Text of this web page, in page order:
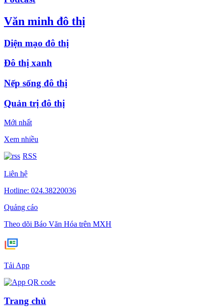
Văn minh đô thị
Diện mạo đô thị
Đô thị xanh
Nếp sống đô thị
Quản trị đô thị
Mới nhất
Xem nhiều
RSS
Liên hệ
Hotline: 024.38220036
Quảng cáo
Theo dõi Báo Văn Hóa trên MXH
Tải App
Trang chủ